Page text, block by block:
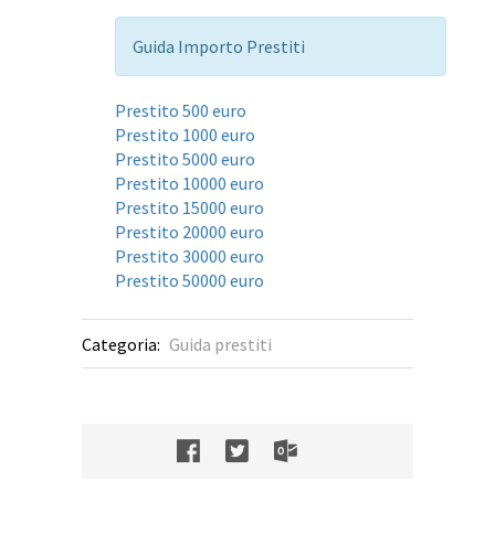
Guida Importo Prestiti
Prestito 500 euro
Prestito 1000 euro
Prestito 5000 euro
Prestito 10000 euro
Prestito 15000 euro
Prestito 20000 euro
Prestito 30000 euro
Prestito 50000 euro
Categoria: Guida prestiti